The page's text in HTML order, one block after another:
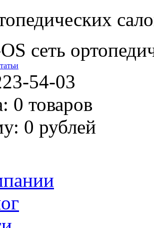
сеть
54-03
0 товаров
0 рублей